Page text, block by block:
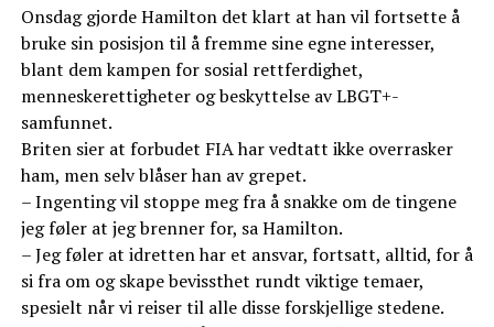
Onsdag gjorde Hamilton det klart at han vil fortsette å
bruke sin posisjon til å fremme sine egne interesser,
blant dem kampen for sosial rettferdighet,
menneskerettigheter og beskyttelse av LBGT+-
samfunnet.
Briten sier at forbudet FIA har vedtatt ikke overrasker
ham, men selv blåser han av grepet.
– Ingenting vil stoppe meg fra å snakke om de tingene
jeg føler at jeg brenner for, sa Hamilton.
– Jeg føler at idretten har et ansvar, fortsatt, alltid, for å
si fra om og skape bevissthet rundt viktige temaer,
spesielt når vi reiser til alle disse forskjellige stedene.